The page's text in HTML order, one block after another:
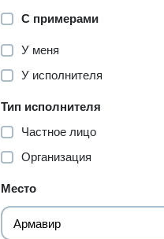
С примерами
У меня
У исполнителя
Тип исполнителя
Частное лицо
Организация
Место